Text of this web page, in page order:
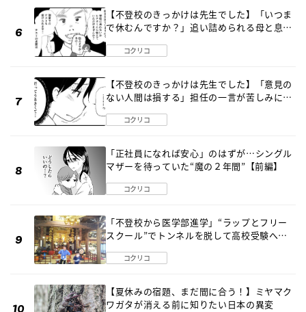
【不登校のきっかけは先生でした】「いつま
で休むんですか？」追い詰められる母と息子
コクリコ
【不登校のきっかけは先生でした】「意見の
ない人間は損する」担任の一言が苦しみに…
コクリコ
「正社員になれば安心」のはずが…シングル
マザーを待っていた“魔の２年間”【前編】
コクリコ
「不登校から医学部進学」“ラップとフリー
スクール”でトンネルを脱して高校受験へ
コクリコ
【夏休みの宿題、まだ間に合う！】ミヤマク
ワガタが消える前に知りたい日本の異変